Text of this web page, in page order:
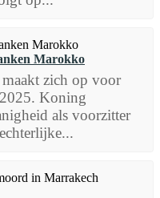
Marokko
zich op voor
Koning
als voorzitter